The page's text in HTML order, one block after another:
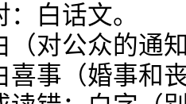
白话文。
对公众的通
事（婚事和